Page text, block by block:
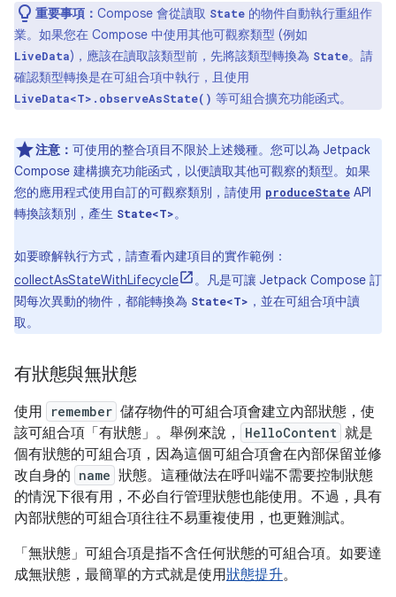
重要事項： Compose 會從讀取 State 的物件自動執行重組作
業。如果您在 Compose 中使用其他可觀察類型 (例如
LiveData)，應該在讀取該類型前，先將該類型轉換為 State。請
確認類型轉換是在可組合項中執行，且使用
LiveData<T>.observeAsState() 等可組合擴充功能函式。
注意： 可使用的整合項目不限於上述幾種。您可以為 Jetpack
Compose 建構擴充功能函式，以便讀取其他可觀察的類型。如果
您的應用程式使用自訂的可觀察類別，請使用 produceState API
轉換該類別，產生 State<T>。
如要瞭解執行方式，請查看內建項目的實作範例：
collectAsStateWithLifecycle
。凡是可讓 Jetpack Compose 訂
閱每次異動的物件，都能轉換為 State<T> ，並在可組合項中讀
取。
有狀態與無狀態
使用 remember 儲存物件的可組合項會建立內部狀態，使
該可組合項「有狀態」 。舉例來說， HelloContent 就是
個有狀態的可組合項，因為這個可組合項會在內部保留並修
改自身的 name 狀態。這種做法在呼叫端不需要控制狀態
的情況下很有用，不必自行管理狀態也能使用。不過，具有
內部狀態的可組合項往往不易重複使用，也更難測試。
「無狀態」 可組合項是指不含任何狀態的可組合項。如要達
成無狀態，最簡單的方式就是使用狀態提升。